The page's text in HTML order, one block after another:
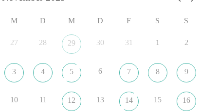
aus der NATO. Ein Gipfel, der mehr nach Rüstungsdeal als
nach Friedenspolitik klingt, wird niemals Sicherheit schaffen,
Quelle:
https://www.tagesschau.de/ausland/asien/nato-
#Gipfeltreffen #Frieden #Sicherheit
M D M D F S S
27 28 29 30 31 1 2
3 4 5 6 7 8 9
10 11 12 13 14 15 16